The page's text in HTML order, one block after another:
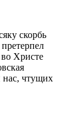
скорбь
Христе
нас, чтущих